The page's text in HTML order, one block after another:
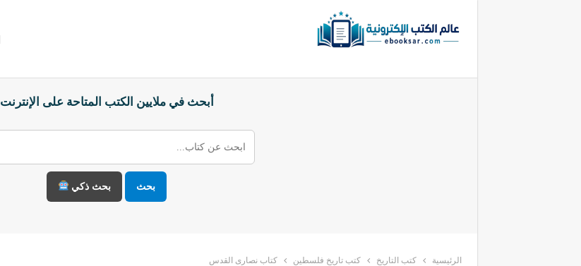
أبحث في ملايين الكتب المتاحة على الإنترنت
بحث بحث ذكي
الرئيسية كتب التاريخ كتب تاريخ فلسطين كتاب نصارى القدس